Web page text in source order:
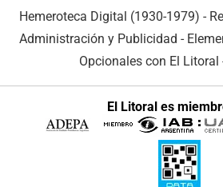
Hemeroteca Digital (1930-1979) -
Administración y Publicidad -
Opcionales con El Litoral
El Litoral es